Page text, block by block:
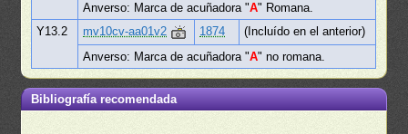
Anverso: Marca de acuñadora "A" Romana.
Y13.2
mv10cv-aa01v2 1874
(Incluído en el anterior)
Anverso: Marca de acuñadora "A" no romana.
Bibliografía recomendada